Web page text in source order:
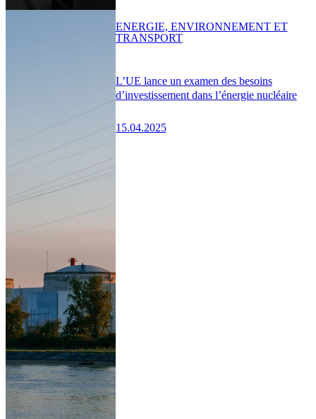
L’UE lance un examen des besoins
d’investissement dans l’énergie nucléaire
15.04.2025
ENERGIE, ENVIRONNEMENT ET
TRANSPORT